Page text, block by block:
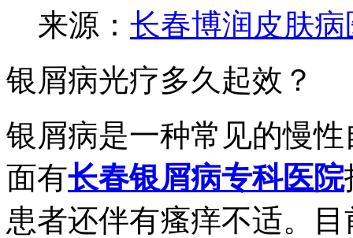
来源： 长春博润皮肤病
银屑病光疗多久起效？
银屑病是一种常见的慢
面有长春银屑病专科医院
患者还伴有瘙痒不适。